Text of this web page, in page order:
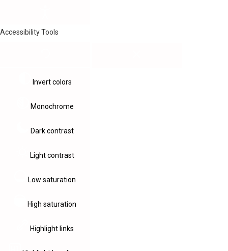
Accessibility Tools
Invert colors
Monochrome
Dark contrast
Light contrast
Low saturation
High saturation
Highlight links